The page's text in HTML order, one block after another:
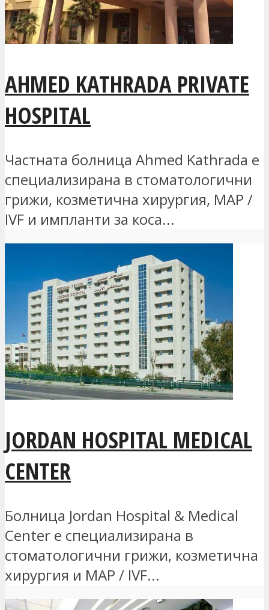
AHMED KATHRADA PRIVATE
HOSPITAL
Частната болница Ahmed Kathrada е
специализирана в стоматологични
грижи, козметична хирургия, MAP /
IVF и импланти за коса...
JORDAN HOSPITAL MEDICAL
CENTER
Болница Jordan Hospital & Medical
Center е специализирана в
стоматологични грижи, козметична
хирургия и MAP / IVF...